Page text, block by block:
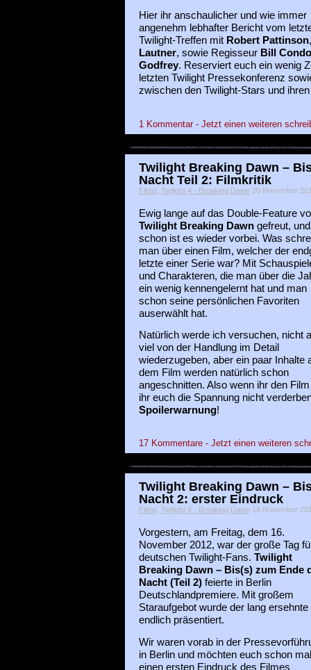
Hier ihr anschaulicher und wie immer
angenehm lebhafter Bericht vom
Twilight-Treffen mit Robert Pattinson
Lautner, sowie Regisseur Bill
Godfrey. Reserviert euch ein wenig
letzten Twilight Pressekonferenz
zwischen den Twilight-Stars und
1 Kommentar - Jetzt einen weiteren
Twilight Breaking Dawn –
Nacht Teil 2: Filmkritik
Filme, Twilight 4 - Breaking Dawn20 November
Ewig lange auf das Double-Feature
Twilight Breaking Dawngefreut, und
schon ist es wieder vorbei. Was
man über einen Film, welcher der
letzte einer Serie war? Mit
und Charakteren, die man über die
ein wenig kennengelernt hat und man
schon seine persönlichen Favoriten
auserwählt hat.
Natürlich werde ich versuchen, nicht
viel von der Handlung im Detail
wiederzugeben, aber ein paar Inhalte
dem Film werden natürlich schon
angeschnitten. Also wenn ihr den
ihr euch die Spannung nicht
Spoilerwarnung!
17 Kommentare - Jetzt einen weiteren
Twilight Breaking Dawn –
Nacht 2: erster Eindruck
Filme, Twilight 4 - Breaking Dawn18 November
Vorgestern, am Freitag, dem 16.
November 2012, war der große Tag
deutschen Twilight-Fans. Twilight
Breaking Dawn – Bis(s) zum Ende
Nacht (Teil 2)feierte in Berlin
Deutschlandpremiere. Mit großem
Staraufgebot wurde der lang ersehnte
endlich präsentiert.
Wir waren vorab in der
in Berlin und möchten euch schon mal
einen ersten Eindruck des Filmes